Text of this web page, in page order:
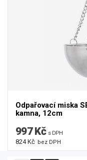
Odpařovací miska
kamna, 12cm
997 Kč s DPH
824 Kč bez DPH